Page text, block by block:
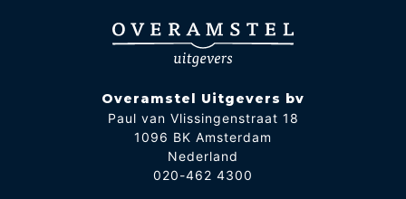
Overamstel Uitgevers bv
Paul van Vlissingenstraat 18
1096 BK Amsterdam
Nederland
020-462 4300